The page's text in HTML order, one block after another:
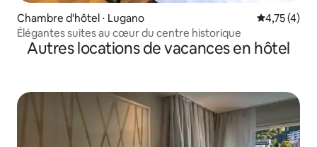
Chambre d'hôtel ⋅ Lugano Évaluation
4,75 (4)
Élégantes suites au cœur du centre historique
Autres locations de vacances en hôtel